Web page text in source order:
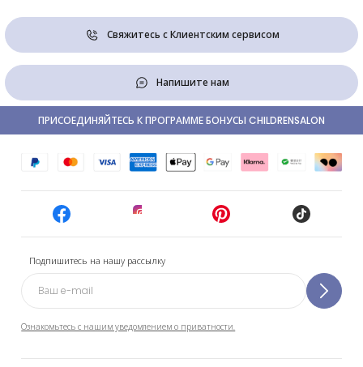
Свяжитесь с Клиентским сервисом
Напишите нам
Подпишитесь на нашу рассылку
Ознакомьтесь с нашим уведомлением о приватности.
ПРИСОЕДИНЯЙТЕСЬ К ПРОГРАММЕ БОНУСЫ CHILDRENSALON